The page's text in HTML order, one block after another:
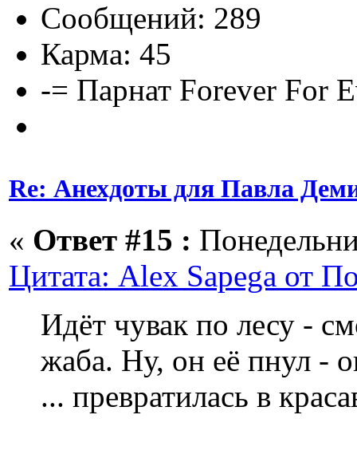
Сообщений: 289
Карма: 45
-= Парнат Forever For
Re: Анехдоты для Павла
« Ответ #15 :
Цитата: Alex Sapega от
Идёт чувак по лесу -
жаба. Ну, он её пнул -
... превратилась в